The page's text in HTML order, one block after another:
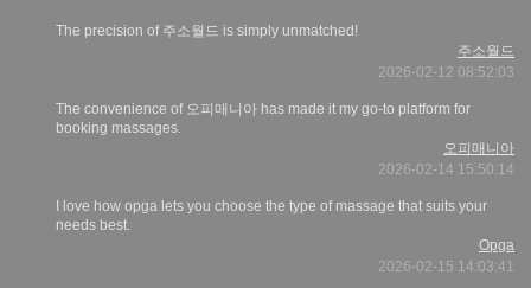
The precision of 주소월드 is simply unmatched!
주소월드
2026-02-12 08:52:03
The convenience of 오피매니아 has made it my go-to platform for
booking massages.
오피매니아
2026-02-14 15:50:14
I love how opga lets you choose the type of massage that suits your
needs best.
Opga
2026-02-15 14:03:41